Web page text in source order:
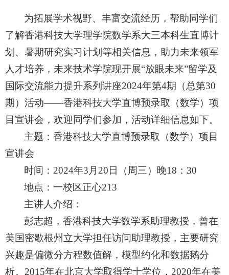
为拓展学术视野、丰富交流经历，帮助同学们
了解香港科技大学理学院数学系大三本科生直博计
划、暑期研究实习计划等相关信息，助力未来领军
人才培养，未来技术学院现开展“放眼未来”留学及
国际交流能力提升系列讲座2024年第4期（总第30
期） 活动——香港科技大学直博预录取（数学）项
目宣讲会，欢迎同学们参加，活动详细信息如下。
主题：香港科技大学直博预录取（数学）项目
宣讲会
时间： 2024年3月20日（周三）晚18：30
地点：一校区正心213
主讲人介绍：
彭志超，香港科技大学数学系助理教授，曾在
美国密歇根州立大学担任访问助理教授，主要研究
兴趣是偏微分方程数值解，模型约化和数据鹅分
析。 2015年在北京大学取得学士学位 ， 2020年在美